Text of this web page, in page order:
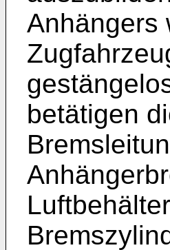
Anhängers
betätigen